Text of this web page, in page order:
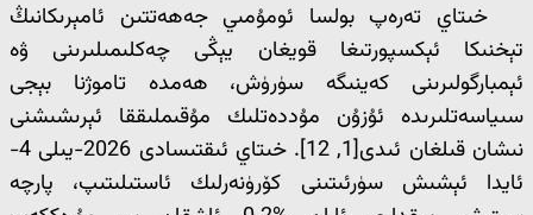
خىتاي تەرەپ بولسا ئومۇمىي جەھەتتىن ئامېرىكانىڭ
تېخنىكا ئېكسپورتىغا قويغان يېڭى چەكلىمىلىرىنى ۋە
ئېمبارگولىرىنى كەينىگە سۈرۈش، ھەمدە تاموژنا بېجى
سىياسەتلىرىدە ئۇزۇن مۇددەتلىك مۇقىملىققا ئېرىشىشنى
نىشان قىلغان ئىدى[1, 12]. خىتاي ئىقتىسادى 2026-يىلى 4-
ئايدا ئېشىش سۈرئىتىنى كۆرۈنەرلىك ئاستىلىتىپ، پارچە